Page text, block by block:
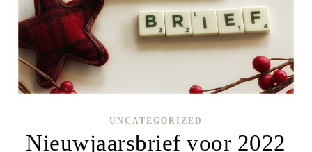
UNCATEGORIZED
Nieuwjaarsbrief voor 2022